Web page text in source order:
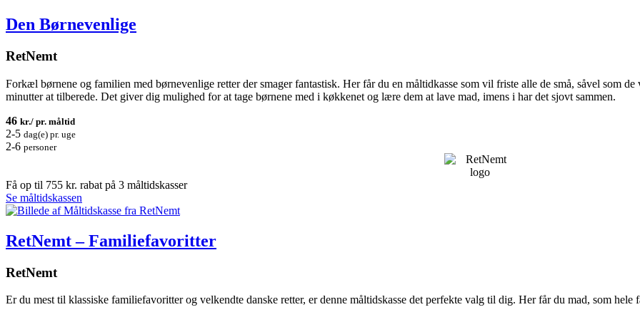
Den Børnevenlige
RetNemt
Forkæl børnene og familien med børnevenlige retter der smager fantastisk. Her får du en måltidkasse som vil friste alle de små, såvel som
minutter at tilberede. Det giver dig mulighed for at tage børnene med i køkkenet og lære dem at lave mad, imens i har det sjovt sammen.
46 kr./ pr. måltid
2-5 dag(e) pr. uge
2-6 personer
Få op til 755 kr. rabat på 3 måltidskasser
Se måltidskassen
RetNemt – Familiefavoritter
RetNemt
Er du mest til klassiske familiefavoritter og velkendte danske retter, er denne måltidskasse det perfekte valg til dig. Her får du mad, som